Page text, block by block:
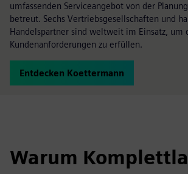
umfassenden Serviceangebot von der
betreut. Sechs Vertriebsgesellschaften und
Handelspartner sind weltweit im Einsatz, um
Kundenanforderungen zu erfüllen.
Entdecken Koettermann
Warum